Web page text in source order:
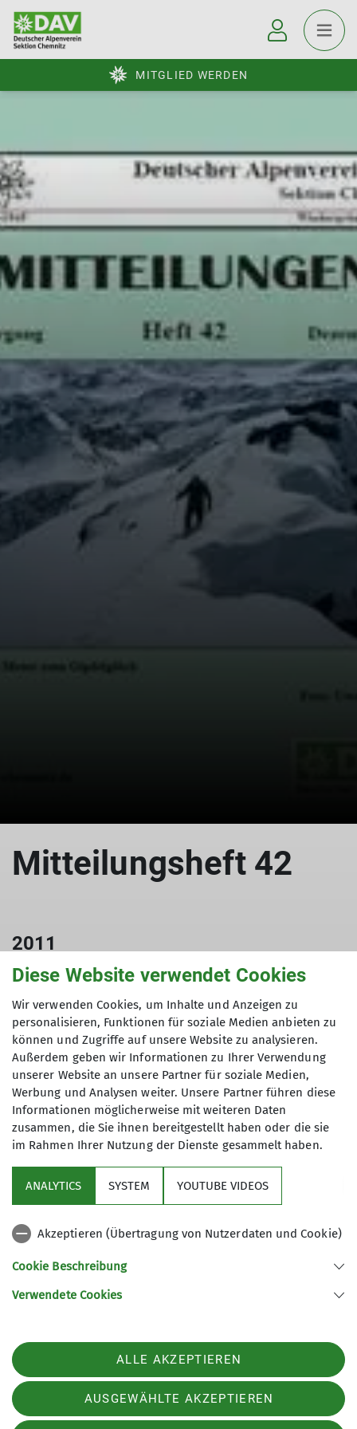
MITGLIED WERDEN
Mitteilungsheft 42
2011
01.12.2011
Mitteilungshefte
© DAV
Mitteilungsheft lesen:pdf-Datei
Diese Website verwendet Cookies
Wir verwenden Cookies, um Inhalte und Anzeigen zu
personalisieren, Funktionen für soziale Medien anbieten zu
können und Zugriffe auf unsere Website zu analysieren.
Außerdem geben wir Informationen zu Ihrer Verwendung
unserer Website an unsere Partner für soziale Medien,
Werbung und Analysen weiter. Unsere Partner führen diese
Informationen möglicherweise mit weiteren Daten
zusammen, die Sie ihnen bereitgestellt haben oder die sie
im Rahmen Ihrer Nutzung der Dienste gesammelt haben.
ANALYTICS SYSTEM YOUTUBE VIDEOS
Akzeptieren (Übertragung von Nutzerdaten und Cookie)
Cookie Beschreibung
Verwendete Cookies
ALLE AKZEPTIEREN
AUSGEWÄHLTE AKZEPTIEREN